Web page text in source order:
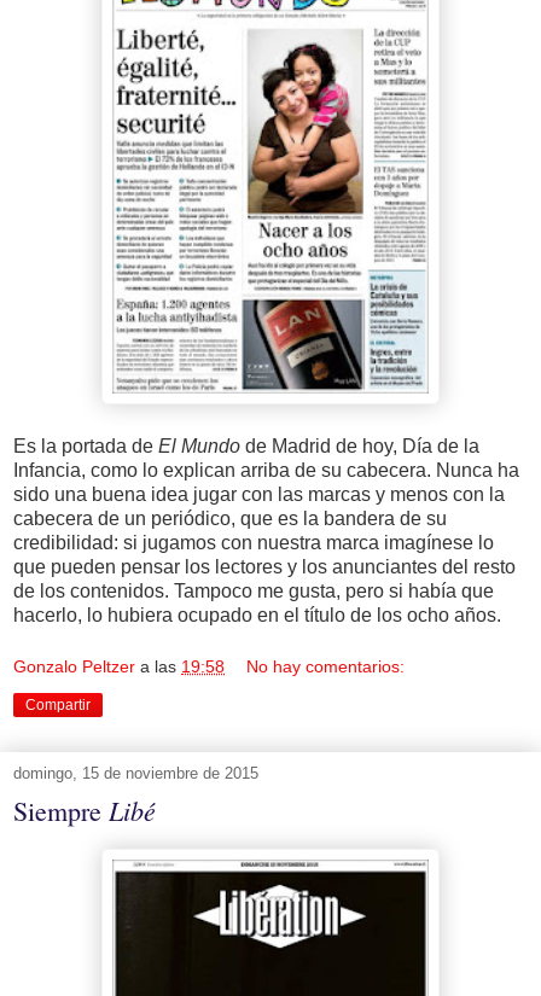
Es la portada de El Mundo de Madrid de hoy, Día de la
Infancia, como lo explican arriba de su cabecera. Nunca ha
sido una buena idea jugar con las marcas y menos con la
cabecera de un periódico, que es la bandera de su
credibilidad: si jugamos con nuestra marca imagínese lo
que pueden pensar los lectores y los anunciantes del resto
de los contenidos. Tampoco me gusta, pero si había que
hacerlo, lo hubiera ocupado en el título de los ocho años.
Gonzalo Peltzer a las 19:58 No hay comentarios:
Compartir
domingo, 15 de noviembre de 2015
Siempre Libé